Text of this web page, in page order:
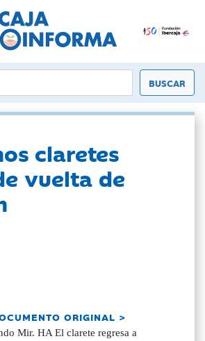
claretes
vuelta de
ORIGINAL >
Mir. HA El clarete regresa a